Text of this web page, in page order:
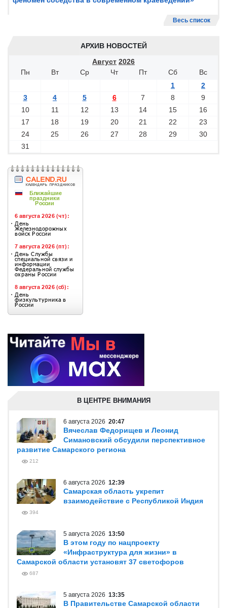
Весь список
АРХИВ НОВОСТЕЙ
Август 2026
Пн
Вт Ср Чт Пт Сб
Вс
1
2
3
4 5 6 7 8
9
10
11 12 13 14 15
16
17
18 19 20 21 22
23
24
25 26 27 28 29
30
31
В ЦЕНТРЕ ВНИМАНИЯ
6 августа 2026 20:47
Вячеслав Федорищев и Леонид
Симановский обсудили перспективное
развитие Самарского региона
212
6 августа 2026 12:39
Самарская область укрепит
взаимодействие с Республикой Индия
394
5 августа 2026 13:50
В этом году по нацпроекту
«Инфраструктура для жизни» в
Самарской области установят 37 светофоров
687
5 августа 2026 13:35
В Правительстве Самарской области